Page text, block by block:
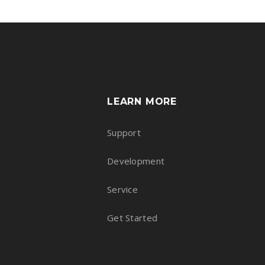
LEARN MORE
Support
Development
Service
Get Started